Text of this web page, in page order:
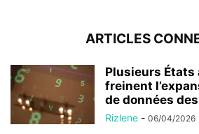
ARTICLES
Plusieurs États
freinent
de données
Rizlene - 06/04/2026